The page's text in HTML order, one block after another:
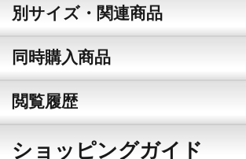
別サイズ・関連商品
同時購入商品
閲覧履歴
ショッピングガイド